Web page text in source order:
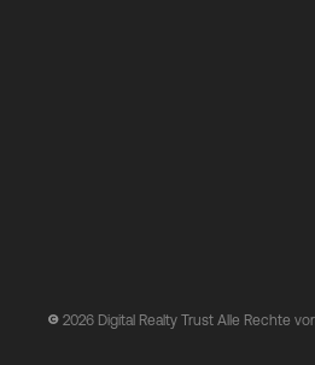
2026 Digital Realty Trust Alle Rechte